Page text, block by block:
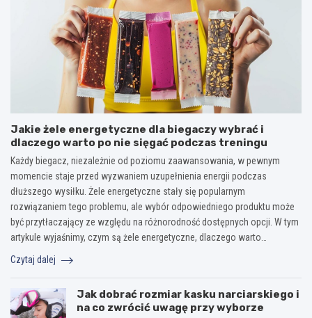
Jakie żele energetyczne dla biegaczy wybrać i
dlaczego warto po nie sięgać podczas treningu
Każdy biegacz, niezależnie od poziomu zaawansowania, w pewnym
momencie staje przed wyzwaniem uzupełnienia energii podczas
dłuższego wysiłku. Żele energetyczne stały się popularnym
rozwiązaniem tego problemu, ale wybór odpowiedniego produktu może
być przytłaczający ze względu na różnorodność dostępnych opcji. W tym
artykule wyjaśnimy, czym są żele energetyczne, dlaczego warto…
Czytaj dalej
Jak dobrać rozmiar kasku narciarskiego i
na co zwrócić uwagę przy wyborze